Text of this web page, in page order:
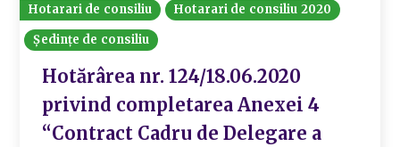
Hotarari de consiliu
Hotarari de consiliu 2020
Ședințe de consiliu
Hotărârea nr. 124/18.06.2020
privind completarea Anexei 4
“Contract Cadru de Delegare a